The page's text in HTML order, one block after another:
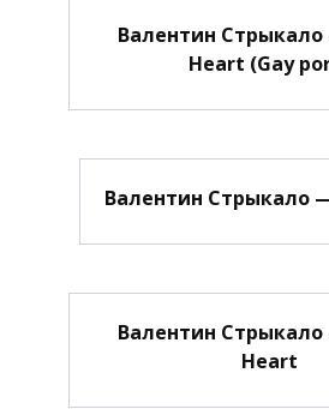
Валентин
Heart (Gay
Валентин Стрыкало
Валентин
Heart